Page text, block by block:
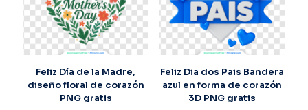
Feliz Día de la Madre,
diseño floral de corazón
PNG gratis
Feliz Dia dos Pais Bandera
azul en forma de corazón
3D PNG gratis